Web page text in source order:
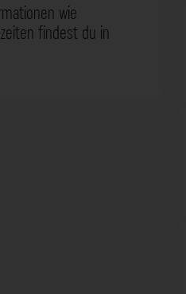
wie
findest du in